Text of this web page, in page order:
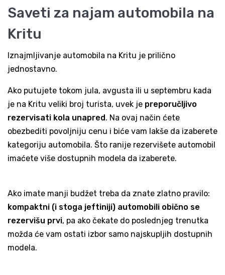
Saveti za najam automobila na
Kritu
Iznajmljivanje automobila na Kritu je prilično
jednostavno.
Ako putujete tokom jula, avgusta ili u septembru kada
je na Kritu veliki broj turista, uvek je preporučljivo
rezervisati kola unapred . Na ovaj način ćete
obezbediti povoljniju cenu i biće vam lakše da izaberete
kategoriju automobila. Što ranije rezervišete automobil
imaćete više dostupnih modela da izaberete.
Ako imate manji budžet treba da znate zlatno pravilo:
kompaktni (i stoga jeftiniji) automobili obično se
rezervišu prvi, pa ako čekate do poslednjeg trenutka
možda će vam ostati izbor samo najskupljih dostupnih
modela.